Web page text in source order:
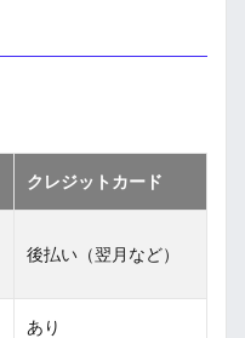
クレジットカード
後払い（翌月など）
あり